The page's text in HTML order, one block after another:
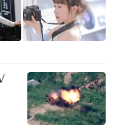
，起售价可能不低
现汇率约合 14377
内的视频、图片或音
风号”用户上传并发
务。